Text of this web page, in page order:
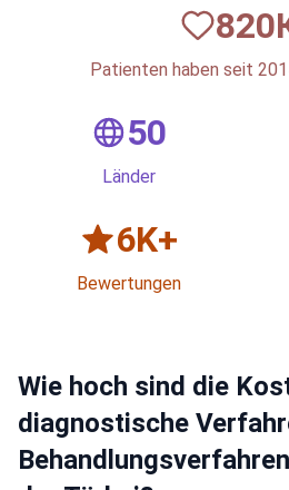
820
Patienten haben seit
50
Länder
6K+
Bewertungen
Wie hoch sind die
diagnostische